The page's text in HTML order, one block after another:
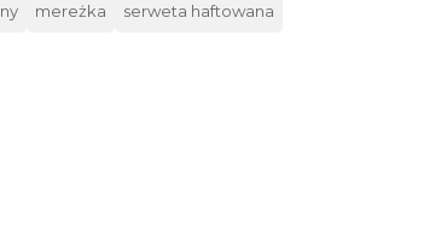
mereżka serweta haftowana